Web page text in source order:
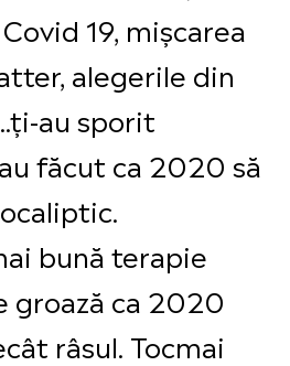
19, mișcarea
alegerile din
au sporit
făcut ca 2020 să
bună terapie
groază ca 2020
râsul. Tocmai